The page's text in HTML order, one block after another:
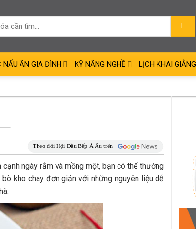
NẤU ĂN GIA ĐÌNH KỸ NĂNG NGHỀ LỊCH KHAI GIẢNG
ngày rằm và mồng một, bạn có thể thường
kho chay đơn giản với những nguyên liệu dễ